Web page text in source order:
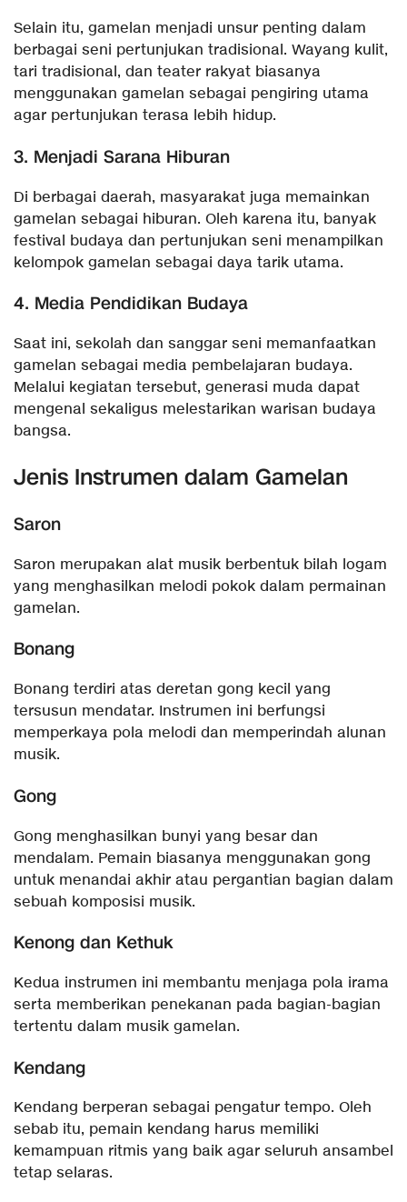
Selain itu, gamelan menjadi unsur penting dalam
berbagai seni pertunjukan tradisional. Wayang kulit,
tari tradisional, dan teater rakyat biasanya
menggunakan gamelan sebagai pengiring utama
agar pertunjukan terasa lebih hidup.
3. Menjadi Sarana Hiburan
Di berbagai daerah, masyarakat juga memainkan
gamelan sebagai hiburan. Oleh karena itu, banyak
festival budaya dan pertunjukan seni menampilkan
kelompok gamelan sebagai daya tarik utama.
4. Media Pendidikan Budaya
Saat ini, sekolah dan sanggar seni memanfaatkan
gamelan sebagai media pembelajaran budaya.
Melalui kegiatan tersebut, generasi muda dapat
mengenal sekaligus melestarikan warisan budaya
bangsa.
Jenis Instrumen dalam Gamelan
Saron
Saron merupakan alat musik berbentuk bilah logam
yang menghasilkan melodi pokok dalam permainan
gamelan.
Bonang
Bonang terdiri atas deretan gong kecil yang
tersusun mendatar. Instrumen ini berfungsi
memperkaya pola melodi dan memperindah alunan
musik.
Gong
Gong menghasilkan bunyi yang besar dan
mendalam. Pemain biasanya menggunakan gong
untuk menandai akhir atau pergantian bagian dalam
sebuah komposisi musik.
Kenong dan Kethuk
Kedua instrumen ini membantu menjaga pola irama
serta memberikan penekanan pada bagian-bagian
tertentu dalam musik gamelan.
Kendang
Kendang berperan sebagai pengatur tempo. Oleh
sebab itu, pemain kendang harus memiliki
kemampuan ritmis yang baik agar seluruh ansambel
tetap selaras.